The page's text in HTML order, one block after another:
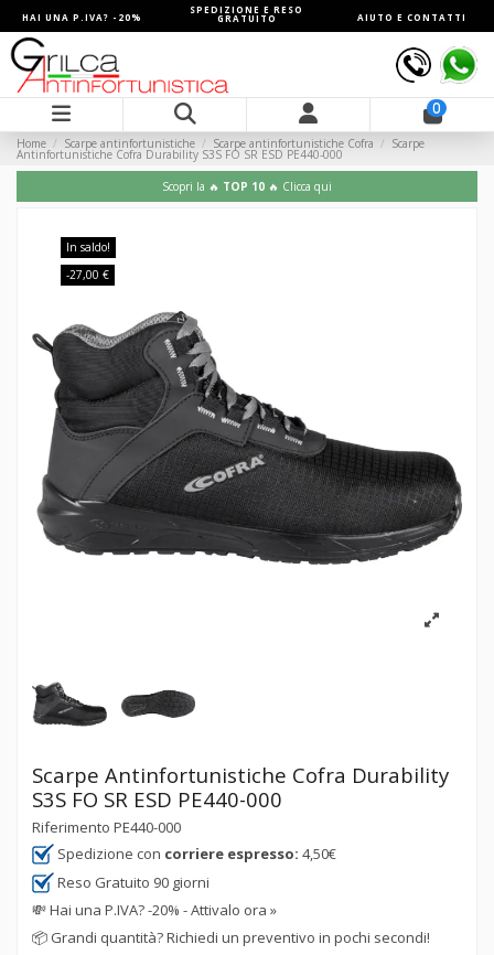
HAI UNA P.IVA? -20%
SPEDIZIONE E RESO
GRATUITO AIUTO E CONTATTI
0
Home Scarpe antinfortunistiche Scarpe antinfortunistiche Cofra Scarpe
Antinfortunistiche Cofra Durability S3S FO SR ESD PE440-000
Scopri la 🔥 TOP 10 🔥 Clicca qui
In saldo!
-27,00 €
Scarpe Antinfortunistiche Cofra Durability
S3S FO SR ESD PE440-000
Riferimento PE440-000
Spedizione con corriere espresso: 4,50€
Reso Gratuito 90 giorni
💸Hai una P.IVA? -20% - Attivalo ora »
📦 Grandi quantità? Richiedi un preventivo in pochi secondi!